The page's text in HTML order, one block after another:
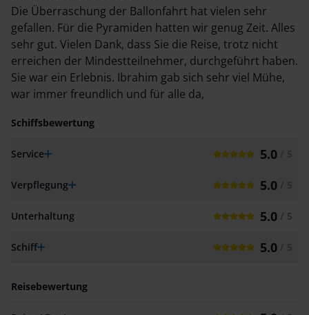
Die Überraschung der Ballonfahrt hat vielen sehr
gefallen. Für die Pyramiden hatten wir genug Zeit. Alles
sehr gut. Vielen Dank, dass Sie die Reise, trotz nicht
erreichen der Mindestteilnehmer, durchgeführt haben.
Sie war ein Erlebnis. Ibrahim gab sich sehr viel Mühe,
war immer freundlich und für alle da,
Schiffsbewertung
Service 5.0
Verpflegung 5.0
Unterhaltung 5.0 / 5
Schiff 5.0
Reisebewertung